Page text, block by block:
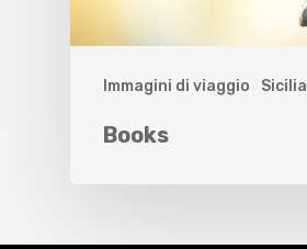
Immagini di viaggio Sicilia
Books